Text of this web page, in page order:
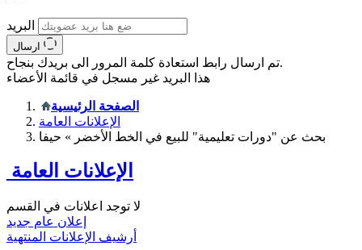
البريد
تم ارسال رابط استعادة كلمة المرور الى بريدك بنجاح.
هذا البريد غير مسجل في قائمة الأعضاء
الصفحة الرئيسية
الإعلانات العامة
بحث عن "دورات تعليمية" للبيع في الخط الأخضر » حيفا
الإعلانات العامة
لا توجد اعلانات في القسم
إعلان عام جديد
أرشيف الإعلانات المنتهية